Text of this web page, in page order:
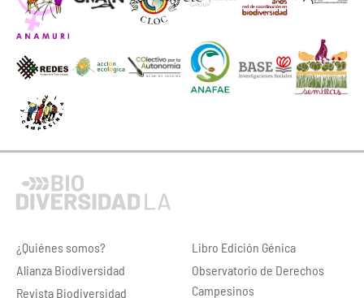
¿Quiénes somos?
Alianza Biodiversidad
Revista Biodiversidad
Libro Edición Génica
Observatorio de Derechos
Campesinos